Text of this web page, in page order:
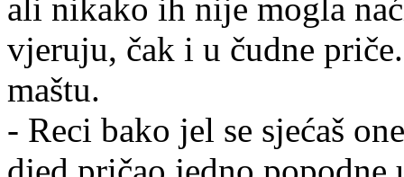
ali nikako ih nije mogla
vjeruju, čak i u čudne
maštu.
- Reci bako jel se sjećaš